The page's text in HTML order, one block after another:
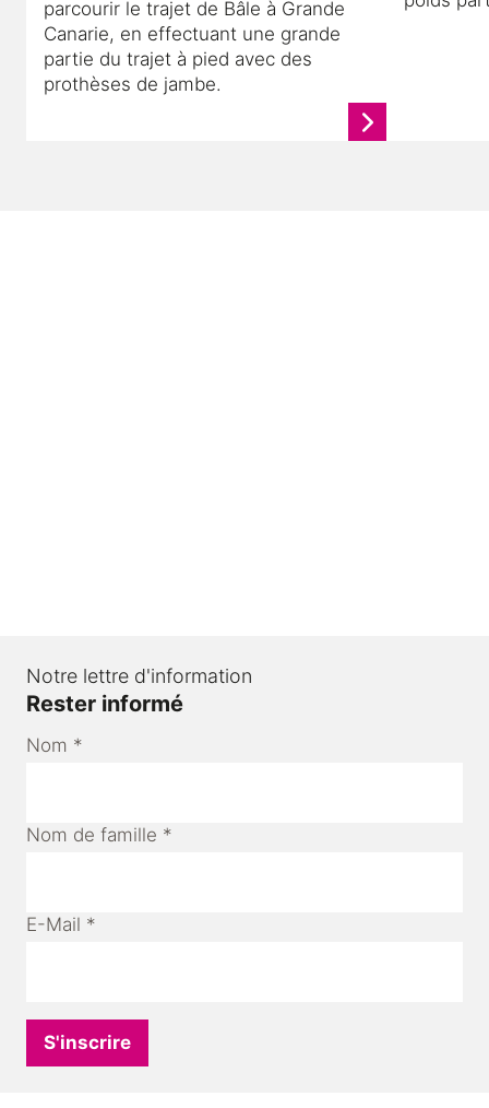
parcourir le trajet de Bâle à Grande
Canarie, en effectuant une grande
partie du trajet à pied avec des
prothèses de jambe.
Notre lettre d'information
Rester informé
Nom *
Nom de famille *
E-Mail *
S'inscrire